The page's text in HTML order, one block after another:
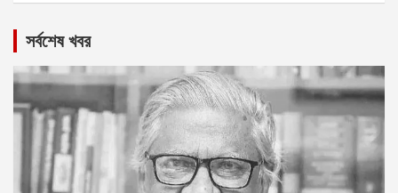
সর্বশেষ খবর